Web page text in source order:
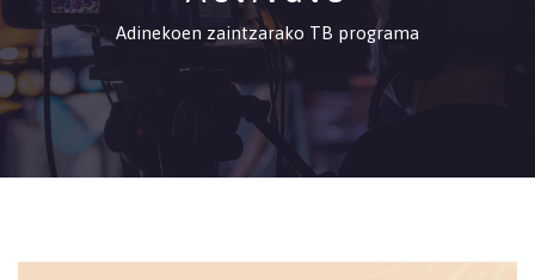
Adinekoen zaintzarako TB programa